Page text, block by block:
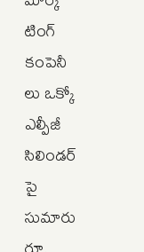
టింగ్
కంపెనీ
లు ఒక్కో
ఎల్పీజీ
సిలిండర్‌
పై
సుమారు